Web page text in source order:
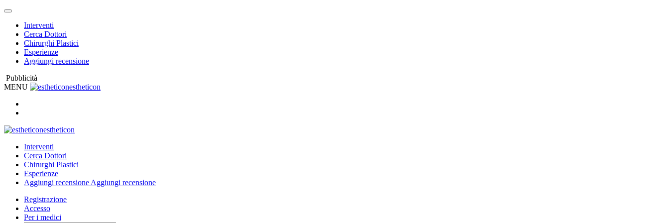
Interventi
Cerca Dottori
Chirurghi Plastici
Esperienze
Aggiungi recensione
Pubblicità
MENU
estheticon
estheticon
Interventi
Cerca Dottori
Chirurghi Plastici
Esperienze
Aggiungi recensione Aggiungi recensione
Registrazione
Accesso
Per i medici